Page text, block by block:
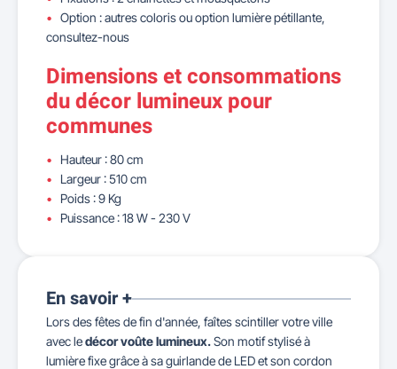
Option : autres coloris ou option lumière pétillante,
consultez-nous
Dimensions et consommations
du décor lumineux pour
communes
Hauteur : 80 cm
Largeur : 510 cm
Poids : 9 Kg
Puissance : 18 W - 230 V
En savoir +
Lors des fêtes de fin d'année, faîtes scintiller votre ville
avec ledécor voûte lumineux.Son motif stylisé à
lumière fixe grâce à sa guirlande de LED et son cordon